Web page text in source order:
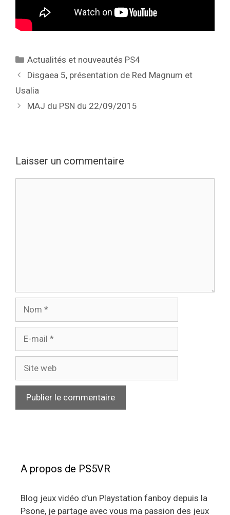
Catégories
Actualités et nouveautés PS4
Disgaea 5, présentation de Red Magnum et
Usalia
MAJ du PSN du 22/09/2015
Laisser un commentaire
A propos de PS5VR
Blog jeux vidéo d’un Playstation fanboy depuis la
Psone, je partage avec vous ma passion des jeux